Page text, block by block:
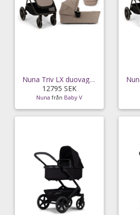
Nuna Triv LX duovagn, cedar
12795 SEK
Nuna från Baby V